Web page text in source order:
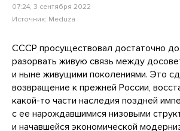
07:24, 3 сентября 2022
Источник: Meduza
СССР просуществовал достаточно
разорвать живую связь между
и ныне живущими поколениями. Это
возвращение к прежней России,
какой-то части наследия поздней
с ее нарождавшимися низовыми
и начавшейся экономической